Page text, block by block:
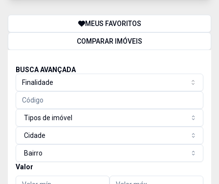
MEUS FAVORITOS
COMPARAR IMÓVEIS
BUSCA AVANÇADA
Finalidade
Tipos de imóvel
Cidade
Bairro
Valor